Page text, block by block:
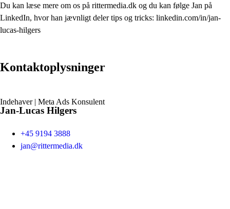
Du kan læse mere om os på rittermedia.dk og du kan følge Jan på
LinkedIn, hvor han jævnligt deler tips og tricks: linkedin.com/in/jan-
lucas-hilgers
Kontaktoplysninger
Indehaver | Meta Ads Konsulent
Jan-Lucas Hilgers
+45 9194 3888
jan@rittermedia.dk